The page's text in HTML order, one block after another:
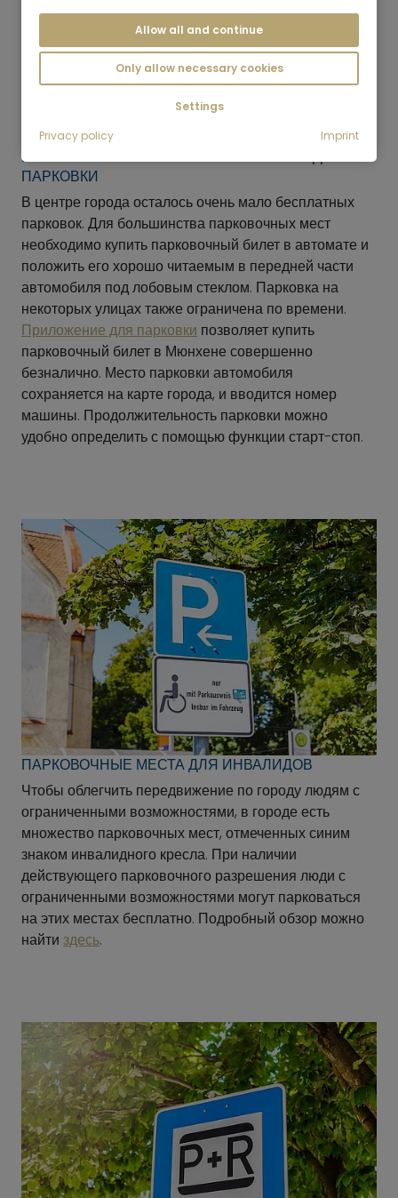
ПАРКОВОЧНЫЙ БИЛЕТ И ПРИЛОЖЕНИЕ ДЛЯ
ПАРКОВКИ
В центре города осталось очень мало бесплатных
парковок. Для большинства парковочных мест
необходимо купить парковочный билет в автомате и
положить его хорошо читаемым в передней части
автомобиля под лобовым стеклом. Парковка на
некоторых улицах также ограничена по времени.
Приложение для парковки позволяет купить
парковочный билет в Мюнхене совершенно
безналично. Место парковки автомобиля
сохраняется на карте города, и вводится номер
машины. Продолжительность парковки можно
удобно определить с помощью функции старт-стоп.
ПАРКОВОЧНЫЕ МЕСТА ДЛЯ ИНВАЛИДОВ
Чтобы облегчить передвижение по городу людям с
ограниченными возможностями, в городе есть
множество парковочных мест, отмеченных синим
знаком инвалидного кресла. При наличии
действующего парковочного разрешения люди с
ограниченными возможностями могут парковаться
на этих местах бесплатно. Подробный обзор можно
найти здесь.
Allow all and continue
Only allow necessary cookies
Settings
Privacy policy
Imprint